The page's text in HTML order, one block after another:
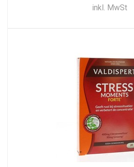
inkl. MwSt